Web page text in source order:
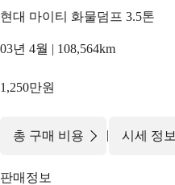
현대 마이티 화물덤프 3.5톤
03년 4월 | 108,564km
1,250만원
총 구매 비용 | 시세 정보
판매정보